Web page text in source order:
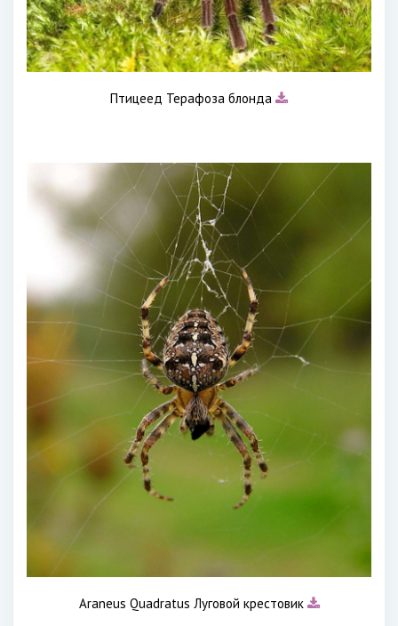
Птицеед Терафоза блонда
Araneus Quadratus Луговой крестовик